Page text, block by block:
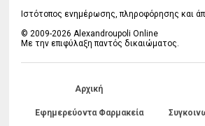
Ιστότοπος ενημέρωσης, πληροφόρησης και
© 2009-2026 Alexandroupoli Online
Με την επιφύλαξη παντός δικαιώματος.
Αρχική
Εφημερεύοντα Φαρμακεία